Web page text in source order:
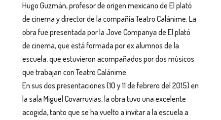
Hugo Guzmán, profesor de origen mexicano de El plató
de cinema y director de la compañía Teatro Calánime. La
obra fue presentada por la Jove Companya de El plató
de cinema, que está formada por ex alumnos de la
escuela, que estuvieron acompañados por dos músicos
que trabajan con Teatro Calánime.
En sus dos presentaciones (10 y 11 de febrero del 2015) en
la sala Miguel Covarruvias, la obra tuvo una excelente
acogida, tanto que se ha vuelto a invitar a la escuela a